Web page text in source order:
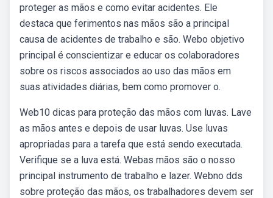
proteger as mãos e como evitar acidentes. Ele
destaca que ferimentos nas mãos são a principal
causa de acidentes de trabalho e são. Webo objetivo
principal é conscientizar e educar os colaboradores
sobre os riscos associados ao uso das mãos em
suas atividades diárias, bem como promover o.
Web10 dicas para proteção das mãos com luvas. Lave
as mãos antes e depois de usar luvas. Use luvas
apropriadas para a tarefa que está sendo executada.
Verifique se a luva está. Webas mãos são o nosso
principal instrumento de trabalho e lazer. Webno dds
sobre proteção das mãos, os trabalhadores devem ser